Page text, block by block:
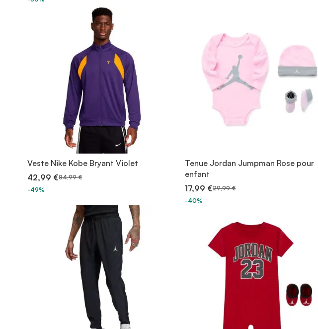
Veste Nike Kobe Bryant Violet
42,99 €84,99 €
-49%
Tenue Jordan Jumpman Rose pour
enfant
17,99 €29,99 €
-40%